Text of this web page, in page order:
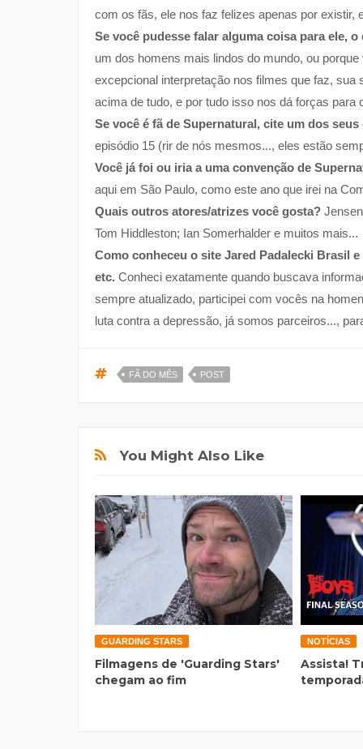
com os fãs, ele nos faz felizes apenas por existir,
Se você pudesse falar alguma coisa para ele, o
um dos homens mais lindos do mundo, ou
excepcional interpretação nos filmes que faz,
acima de tudo, e por tudo isso nos dá forças para
Se você é fã de Supernatural, cite um dos
episódio 15 (rir de nós mesmos..., eles estão
Você já foi ou iria a uma convenção de
aqui em São Paulo, como este ano que irei na
Quais outros atores/atrizes você gosta?
Tom Hiddleston; Ian Somerhalder e muitos mais...
Como conheceu o site Jared Padalecki Brasil
etc. Conheci exatamente quando buscava
sempre atualizado, participei com vocês na
luta contra a depressão, já somos parceiros...,
FÃ DO MÊS POST
You Might Also Like
GUARDING STARS
Filmagens de 'Guarding Stars'
chegam ao fim
NOTÍCIAS
Assista!